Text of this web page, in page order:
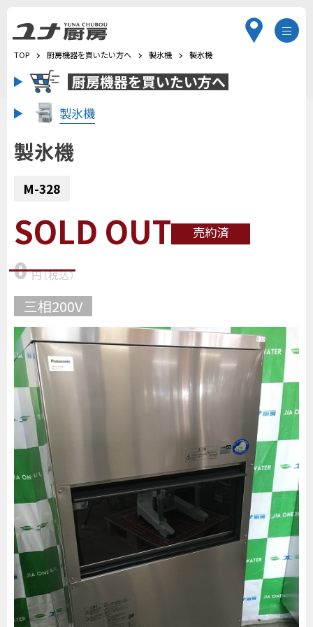
TOP 厨房機器を買いたい方へ 製氷機 製氷機
厨房機器を買いたい方へ
製氷機
製氷機
M-328
SOLD OUT 売約済
0 円（税込）
三相200V